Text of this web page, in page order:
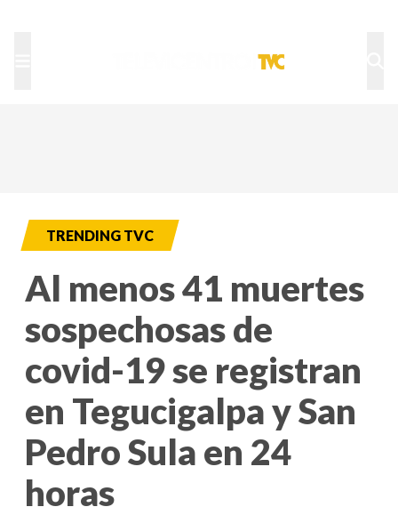
TRENDING TVC
Al menos 41 muertes
sospechosas de
covid-19 se registran
en Tegucigalpa y San
Pedro Sula en 24
horas